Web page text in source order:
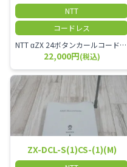
NTT
コードレス
NTT αZX 24ボタンカールコードレス電話機 無線タイプ、電話機と子機が離れるタイプのカールコードレス電話機です。 決裁者様等、オフィス内を頻繁に動かれる方のご使用が多いです。
22,000円(税込)
ZX-DCL-S(1)CS-(1)(M)